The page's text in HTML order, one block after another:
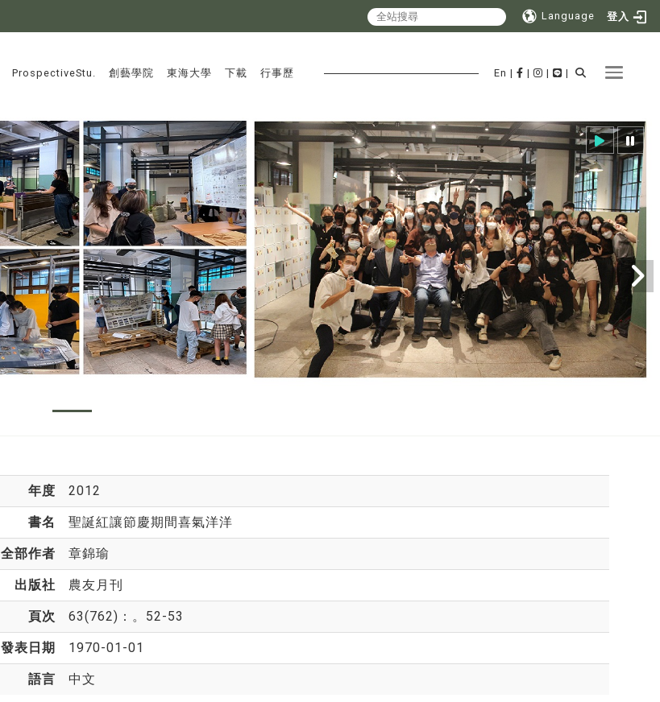
Language 登入
Toggle
:::
ProspectiveStu. 創藝學院 東海大學 下載 行事歷 En | | | |
年度 2012
書名 聖誕紅讓節慶期間喜氣洋洋
全部作者 章錦瑜
出版社 農友月刊
頁次 63(762)：。52-53
發表日期 1970-01-01
語言 中文